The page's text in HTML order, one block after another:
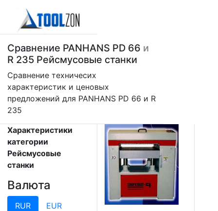
Сравнение PANHANS PD 66 и
R 235 Рейсмусовые станки
Сравнение техничесих
характеристик и ценовых
предложений для PANHANS PD 66 и R
235
Характеристики
категории
Рейсмусовые
станки
Валюта
RUR
EUR